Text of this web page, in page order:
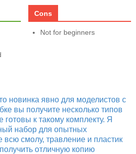
Cons
Not for beginners
новинка явно для моделистов с
вы получите несколько типов
готовы к такому комплекту. Я
набор для опытных
всю смолу, травление и пластик
отличную копию